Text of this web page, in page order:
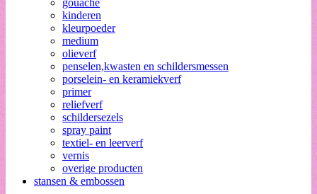
kinderen
kleurpoeder
medium
olieverf
penselen,kwasten en schildersmessen
porselein- en keramiekverf
primer
reliefverf
schildersezels
spray paint
textiel- en leerverf
vernis
overige producten
stansen & embossen